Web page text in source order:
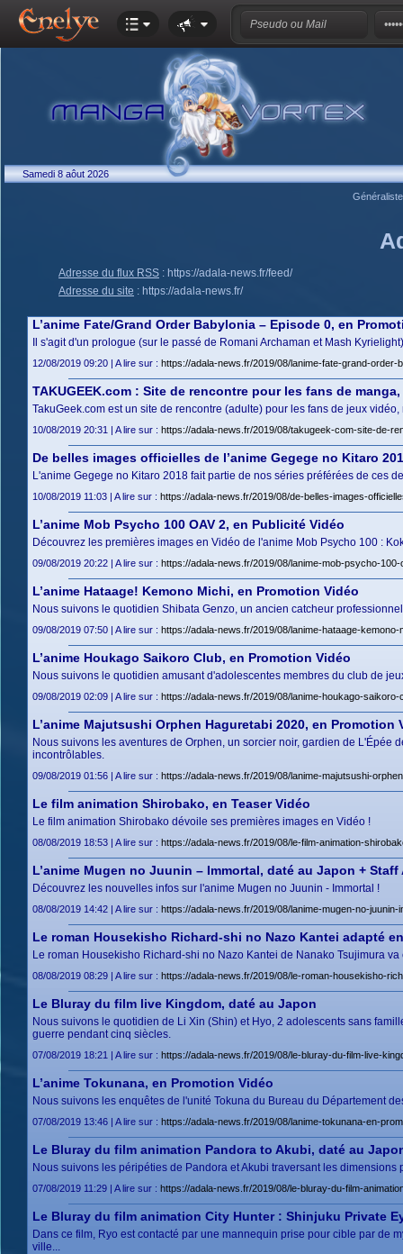
Samedi 8 aôut 2026
Adresse du flux RSS : https://adala-news.fr/feed/
Adresse du site : https://adala-news.fr/
L’anime Fate/Grand Order Babylonia – Episode 0, en
Il s'agit d'un prologue (sur le passé de Romani Archaman et Mash
12/08/2019 09:20 | A lire sur : https://adala-news.fr/2019/08/lanime-fate-grand-order-
TAKUGEEK.com : Site de rencontre pour les fans de
TakuGeek.com est un site de rencontre (adulte) pour les fans de jeux
10/08/2019 20:31 | A lire sur : https://adala-news.fr/2019/08/takugeek-com-site-de-
De belles images officielles de l’anime Gegege no Kitaro
L'anime Gegege no Kitaro 2018 fait partie de nos séries préférées de ces
10/08/2019 11:03 | A lire sur : https://adala-news.fr/2019/08/de-belles-images-
L’anime Mob Psycho 100 OAV 2, en Publicité Vidéo
Découvrez les premières images en Vidéo de l'anime Mob Psycho 100 :
09/08/2019 20:22 | A lire sur : https://adala-news.fr/2019/08/lanime-mob-psycho-
L’anime Hataage! Kemono Michi, en Promotion Vidéo
Nous suivons le quotidien Shibata Genzo, un ancien catcheur
09/08/2019 07:50 | A lire sur : https://adala-news.fr/2019/08/lanime-hataage-
L’anime Houkago Saikoro Club, en Promotion Vidéo
Nous suivons le quotidien amusant d'adolescentes membres du club de
09/08/2019 02:09 | A lire sur : https://adala-news.fr/2019/08/lanime-houkago-saikoro-
L’anime Majutsushi Orphen Haguretabi 2020, en Promotion
Nous suivons les aventures de Orphen, un sorcier noir, gardien de
incontrôlables.
09/08/2019 01:56 | A lire sur : https://adala-news.fr/2019/08/lanime-majutsushi-
Le film animation Shirobako, en Teaser Vidéo
Le film animation Shirobako dévoile ses premières images en Vidéo !
08/08/2019 18:53 | A lire sur : https://adala-news.fr/2019/08/le-film-animation-
L’anime Mugen no Juunin – Immortal, daté au Japon + Staff
Découvrez les nouvelles infos sur l'anime Mugen no Juunin - Immortal !
08/08/2019 14:42 | A lire sur : https://adala-news.fr/2019/08/lanime-mugen-no-
Le roman Housekisho Richard-shi no Nazo Kantei adapté
Le roman Housekisho Richard-shi no Nazo Kantei de Nanako Tsujimura
08/08/2019 08:29 | A lire sur : https://adala-news.fr/2019/08/le-roman-housekisho-
Le Bluray du film live Kingdom, daté au Japon
Nous suivons le quotidien de Li Xin (Shin) et Hyo, 2 adolescents sans
guerre pendant cinq siècles.
07/08/2019 18:21 | A lire sur : https://adala-news.fr/2019/08/le-bluray-du-film-live-
L’anime Tokunana, en Promotion Vidéo
Nous suivons les enquêtes de l'unité Tokuna du Bureau du Département
07/08/2019 13:46 | A lire sur : https://adala-news.fr/2019/08/lanime-tokunana-en-
Le Bluray du film animation Pandora to Akubi, daté au
Nous suivons les péripéties de Pandora et Akubi traversant les
07/08/2019 11:29 | A lire sur : https://adala-news.fr/2019/08/le-bluray-du-film-
Le Bluray du film animation City Hunter : Shinjuku Private
Dans ce film, Ryo est contacté par une mannequin prise pour cible par de
ville...